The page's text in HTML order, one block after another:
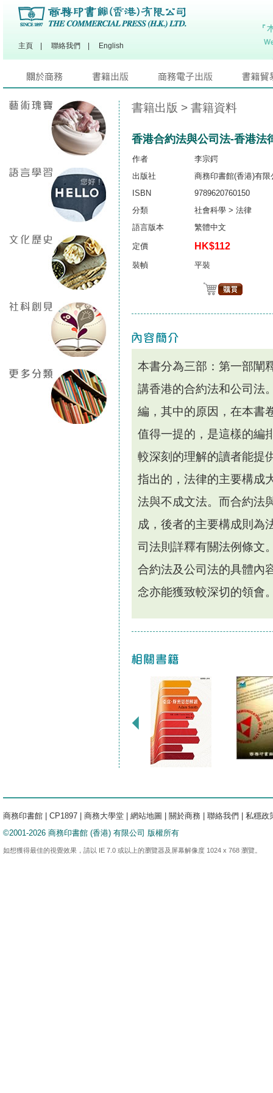
主頁 聯絡我們 English
書籍出版 > 書籍資料
香港合約法與公司法-香港法
作者
李宗鍔
出版社
商務印書館(香港)有限
ISBN
9789620760150
分類
社會科學 > 法律
語言版本
繁體中文
定價 HK$112
裝幀 平裝
本書分為三部：第一部闡
講香港的合約法和公司法
編，其中的原因，在本書
值得一提的，是這樣的編
較深刻的理解的讀者能提
指出的，法律的主要構成
法與不成文法。而合約法
成，後者的主要構成則為
司法則詳釋有關法例條文
合約法及公司法的具體內
念亦能獲致較深切的領會
商務印書館 CP1897 商務大學堂 網站地圖 關於商務 聯絡我們
私穩政
©2001-2026 商務印書館 (香港) 有限公司 版權所有
如想獲得最佳的視覺效果，請以 IE 7.0 或以上的瀏覽器及屏幕解像度 1024 x 768 瀏覽。